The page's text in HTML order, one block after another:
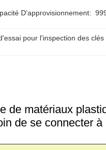
D'approvisionnement:
pour l'inspection des
de matériaux
de se connecter à